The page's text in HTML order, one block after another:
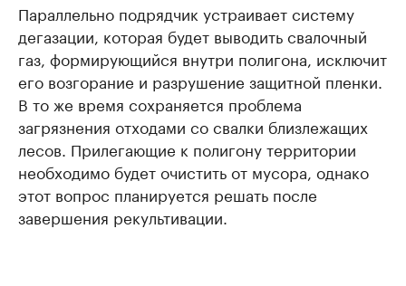
Параллельно подрядчик устраивает систему
дегазации, которая будет выводить свалочный
газ, формирующийся внутри полигона, исключит
его возгорание и разрушение защитной пленки.
В то же время сохраняется проблема
загрязнения отходами со свалки близлежащих
лесов. Прилегающие к полигону территории
необходимо будет очистить от мусора, однако
этот вопрос планируется решать после
завершения рекультивации.